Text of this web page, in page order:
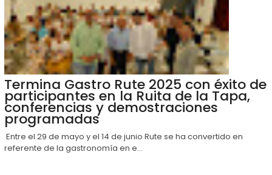
Termina Gastro Rute 2025 con éxito de
participantes en la Ruita de la Tapa,
conferencias y demostraciones
programadas
Entre el 29 de mayo y el 14 de junio Rute se ha convertido en
referente de la gastronomía en e...